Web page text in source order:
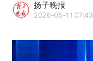
扬子晚报
2026-05-11 07:43